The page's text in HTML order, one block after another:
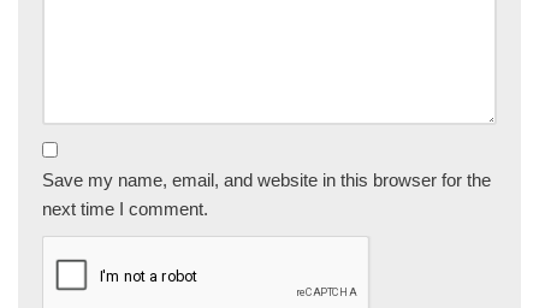
Save my name, email, and website in this browser for the
next time I comment.